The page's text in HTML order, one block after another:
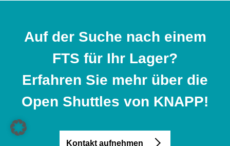
Auf der Suche nach einem
FTS für Ihr Lager?
Erfahren Sie mehr über die
Open Shuttles von KNAPP!
Kontakt aufnehmen